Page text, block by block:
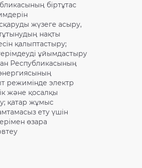
біртұтас
жүзеге асыру,
нақты
қалыптастыру;
ұйымдастыру
Республикасының
режимінде электр
және қосалқы
қатар жұмыс
ету үшін
өзара